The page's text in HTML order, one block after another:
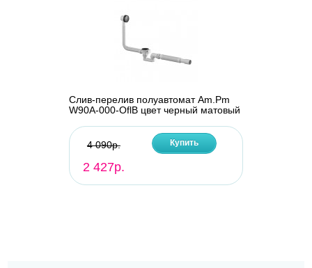
Слив-перелив полуавтомат Am.Pm
W90A-000-OflB цвет черный матовый
4 090р.
2 427р.
Купить